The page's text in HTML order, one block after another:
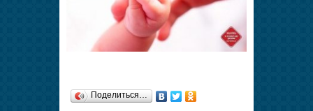
Поделиться…